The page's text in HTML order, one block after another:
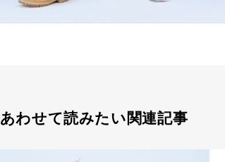
あわせて読みたい関連記事